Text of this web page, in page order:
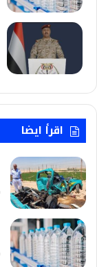
اقرأ ايضا